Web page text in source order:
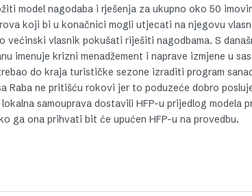
model nagodaba i rješenja za ukupno oko 50
koji bi u konačnici mogli utjecati na njegovu
većinski vlasnik pokušati riješiti nagodbama. S
imenuje krizni menadžement i naprave izmjene u
do kraja turističke sezone izraditi program
Raba ne pritišću rokovi jer to poduzeće dobro
samouprava dostavili HFP-u prijedlog
ga ona prihvati bit će upućen HFP-u na provedbu.